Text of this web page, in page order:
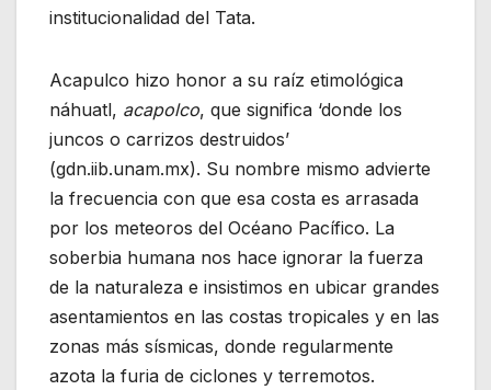
institucionalidad del Tata.
Acapulco hizo honor a su raíz etimológica
náhuatl, acapolco, que significa ‘donde los
juncos o carrizos destruidos’
(gdn.iib.unam.mx). Su nombre mismo advierte
la frecuencia con que esa costa es arrasada
por los meteoros del Océano Pacífico. La
soberbia humana nos hace ignorar la fuerza
de la naturaleza e insistimos en ubicar grandes
asentamientos en las costas tropicales y en las
zonas más sísmicas, donde regularmente
azota la furia de ciclones y terremotos.